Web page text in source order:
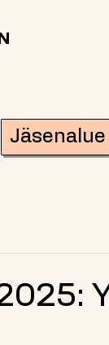
Jäsenalue